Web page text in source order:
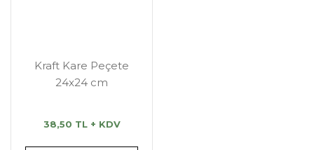
Kraft Kare Peçete
24x24 cm
38,50 TL + KDV